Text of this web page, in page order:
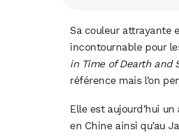
Sa couleur attrayante
incontournable pour
in Time of Dearth and
référence mais l’on
Elle est aujourd’hui
en Chine ainsi qu’au